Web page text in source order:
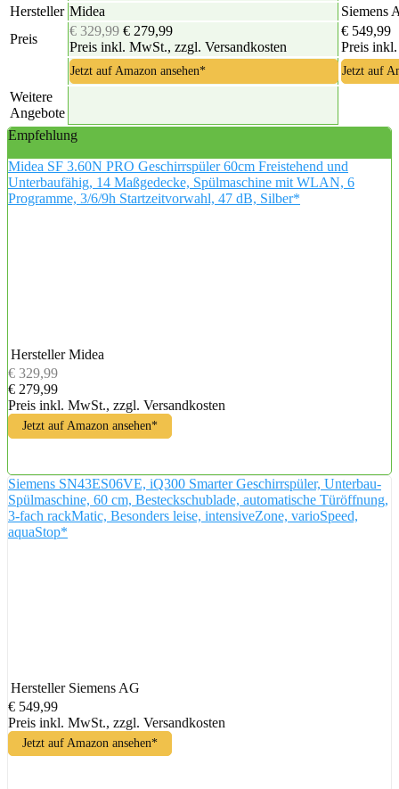
Hersteller Midea
Siemens
Preis
€ 329,99 € 279,99
Preis inkl. MwSt., zzgl. Versandkosten
€ 549,99
Preis
Jetzt auf Amazon ansehen* Jetzt auf
Weitere
Angebote
Empfehlung
Midea SF 3.60N PRO Geschirrspüler 60cm Freistehend und
Unterbaufähig, 14 Maßgedecke, Spülmaschine mit WLAN, 6
Programme, 3/6/9h Startzeitvorwahl, 47 dB, Silber*
Hersteller Midea
€ 329,99
€ 279,99
Preis inkl. MwSt., zzgl. Versandkosten
Jetzt auf Amazon ansehen*
Siemens SN43ES06VE, iQ300 Smarter Geschirrspüler, Unterbau-
Spülmaschine, 60 cm, Besteckschublade, automatische Türöffnung,
3-fach rackMatic, Besonders leise, intensiveZone, varioSpeed,
aquaStop*
Hersteller Siemens AG
€ 549,99
Preis inkl. MwSt., zzgl. Versandkosten
Jetzt auf Amazon ansehen*